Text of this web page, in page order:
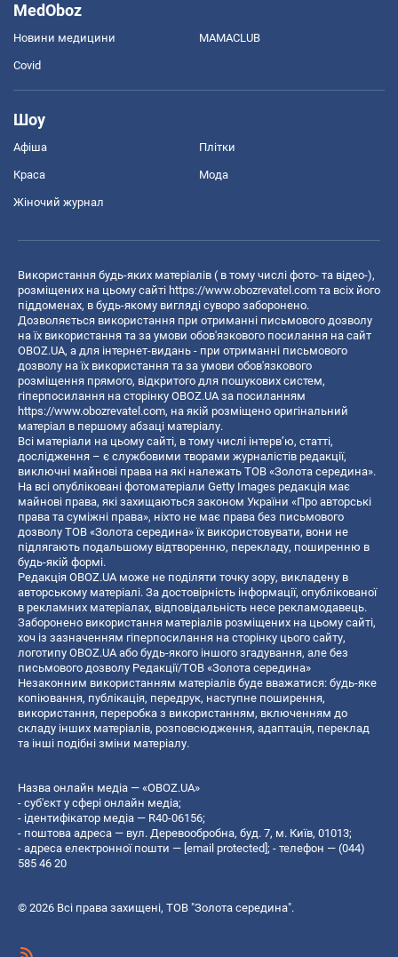
MedOboz
Новини медицини MAMACLUB
Covid
Шоу
Афіша Плітки
Краса Мода
Жіночий журнал
Використання будь-яких матеріалів ( в тому числі фото- та відео-),
розміщених на цьому сайті https://www.obozrevatel.com та всіх його
піддоменах, в будь-якому вигляді суворо заборонено.
Дозволяється використання при отриманні письмового дозволу
на їх використання та за умови обов'язкового посилання на сайт
OBOZ.UA, а для інтернет-видань - при отриманні письмового
дозволу на їх використання та за умови обов'язкового
розміщення прямого, відкритого для пошукових систем,
гіперпосилання на сторінку OBOZ.UA за посиланням
https://www.obozrevatel.com, на якій розміщено оригінальний
матеріал в першому абзаці матеріалу.
Всі матеріали на цьому сайті, в тому числі інтерв’ю, статті,
дослідження – є службовими творами журналістів редакції,
виключні майнові права на які належать ТОВ «Золота середина».
На всі опубліковані фотоматеріали Getty Images редакція має
майнові права, які захищаються законом України «Про авторські
права та суміжні права», ніхто не має права без письмового
дозволу ТОВ «Золота середина» їх використовувати, вони не
підлягають подальшому відтворенню, перекладу, поширенню в
будь-якій формі.
Редакція OBOZ.UA може не поділяти точку зору, викладену в
авторському матеріалі. За достовірність інформації, опублікованої
в рекламних матеріалах, відповідальність несе рекламодавець.
Заборонено використання матеріалів розміщених на цьому сайті,
хоч із зазначенням гіперпосилання на сторінку цього сайту,
логотипу OBOZ.UA або будь-якого іншого згадування, але без
письмового дозволу Редакції/ТОВ «Золота середина»
Незаконним використанням матеріалів буде вважатися: будь-яке
копiювання, публiкацiя, передрук, наступне поширення,
використання, переробка з використанням, включенням до
складу інших матеріалів, розповсюдження, адаптація, переклад
та інші подібні зміни матеріалу.
Назва онлайн медіа — «OBOZ.UA»
- суб'єкт у сфері онлайн медіа;
- ідентифікатор медіа — R40-06156;
- поштова адреса — вул. Деревообробна, буд. 7, м. Київ, 01013;
- адреса електронної пошти — [email protected] ; - телефон — (044)
585 46 20
© 2026 Всі права захищені, ТОВ "Золота середина".